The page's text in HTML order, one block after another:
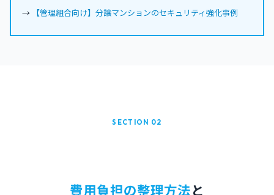
→ 【管理組合向け】分譲マンションのセキュリティ強化事例
SECTION 02
費用負担の整理方法と